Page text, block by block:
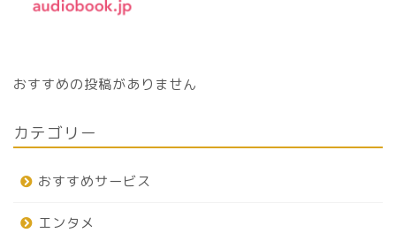
おすすめの投稿がありません
カテゴリー
おすすめサービス
エンタメ